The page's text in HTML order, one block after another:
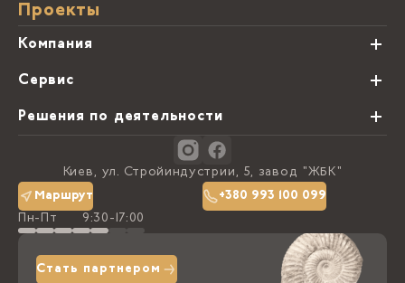
Проекты
Компания
О нас
Блог
Политика конфиденциальности
Доставка та оплата
Сервис
Виды обработки камня
Решения по деятельности
Киев, ул. Стройиндустрии, 5, завод "ЖБК"
Маршрут
+380 993 100 099
Пн-Пт
9:30-17:00
Стать партнером